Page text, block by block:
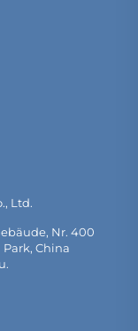
Ltd.
Nr. 400
China